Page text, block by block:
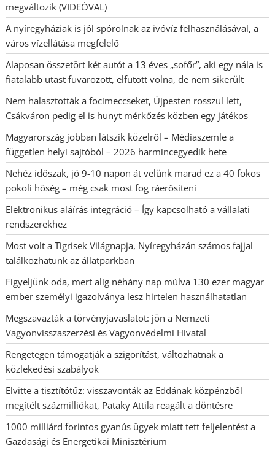
megváltozik (VIDEÓVAL)
A nyíregyháziak is jól spórolnak az ivóvíz felhasználásával, a
város vízellátása megfelelő
Alaposan összetört két autót a 13 éves „sofőr”, aki egy nála is
fiatalabb utast fuvarozott, elfutott volna, de nem sikerült
Nem halasztották a focimeccseket, Újpesten rosszul lett,
Csákváron pedig el is hunyt mérkőzés közben egy játékos
Magyarország jobban látszik közelről – Médiaszemle a
független helyi sajtóból – 2026 harmincegyedik hete
Nehéz időszak, jó 9-10 napon át velünk marad ez a 40 fokos
pokoli hőség – még csak most fog ráerősíteni
Elektronikus aláírás integráció – Így kapcsolható a vállalati
rendszerekhez
Most volt a Tigrisek Világnapja, Nyíregyházán számos fajjal
találkozhatunk az állatparkban
Figyeljünk oda, mert alig néhány nap múlva 130 ezer magyar
ember személyi igazolványa lesz hirtelen használhatatlan
Megszavazták a törvényjavaslatot: jön a Nemzeti
Vagyonvisszaszerzési és Vagyonvédelmi Hivatal
Rengetegen támogatják a szigorítást, változhatnak a
közlekedési szabályok
Elvitte a tisztítótűz: visszavonták az Eddának közpénzből
megítélt százmilliókat, Pataky Attila reagált a döntésre
1000 milliárd forintos gyanús ügyek miatt tett feljelentést a
Gazdasági és Energetikai Minisztérium